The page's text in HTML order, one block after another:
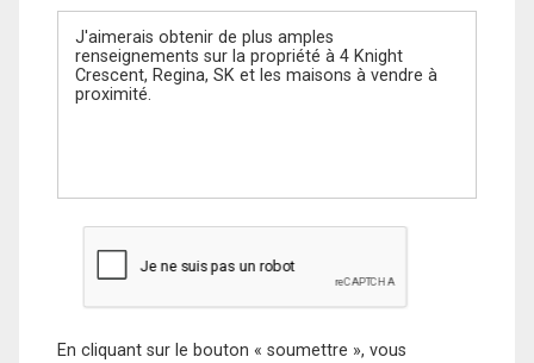
Message
En cliquant sur le bouton « soumettre », vous